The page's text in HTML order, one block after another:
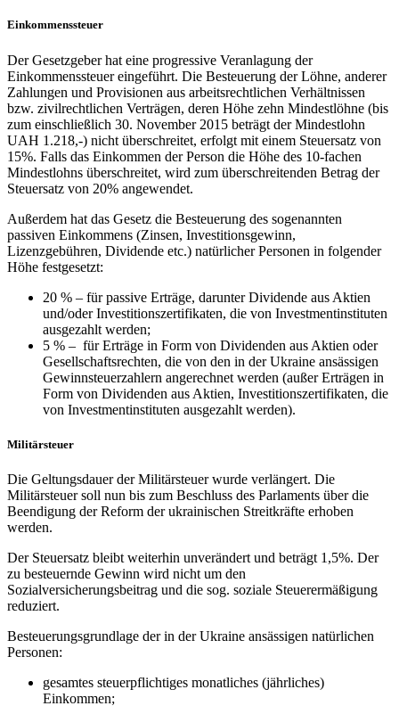
Einkommenssteuer
Der Gesetzgeber hat eine progressive Veranlagung der
Einkommenssteuer eingeführt. Die Besteuerung der Löhne, anderer
Zahlungen und Provisionen aus arbeitsrechtlichen Verhältnissen
bzw. zivilrechtlichen Verträgen, deren Höhe zehn Mindestlöhne (bis
zum einschließlich 30. November 2015 beträgt der Mindestlohn
UAH 1.218,-) nicht überschreitet, erfolgt mit einem Steuersatz von
15%. Falls das Einkommen der Person die Höhe des 10-fachen
Mindestlohns überschreitet, wird zum überschreitenden Betrag der
Steuersatz von 20% angewendet.
Außerdem hat das Gesetz die Besteuerung des sogenannten
passiven Einkommens (Zinsen, Investitionsgewinn,
Lizenzgebühren, Dividende etc.) natürlicher Personen in folgender
Höhe festgesetzt:
20 % – für passive Erträge, darunter Dividende aus Aktien
und/oder Investitionszertifikaten, die von Investmentinstituten
ausgezahlt werden;
5 % – für Erträge in Form von Dividenden aus Aktien oder
Gesellschaftsrechten, die von den in der Ukraine ansässigen
Gewinnsteuerzahlern angerechnet werden (außer Erträgen in
Form von Dividenden aus Aktien, Investitionszertifikaten, die
von Investmentinstituten ausgezahlt werden).
Militärsteuer
Die Geltungsdauer der Militärsteuer wurde verlängert. Die
Militärsteuer soll nun bis zum Beschluss des Parlaments über die
Beendigung der Reform der ukrainischen Streitkräfte erhoben
werden.
Der Steuersatz bleibt weiterhin unverändert und beträgt 1,5%. Der
zu besteuernde Gewinn wird nicht um den
Sozialversicherungsbeitrag und die sog. soziale Steuerermäßigung
reduziert.
Besteuerungsgrundlage der in der Ukraine ansässigen natürlichen
Personen:
gesamtes steuerpflichtiges monatliches (jährliches)
Einkommen;